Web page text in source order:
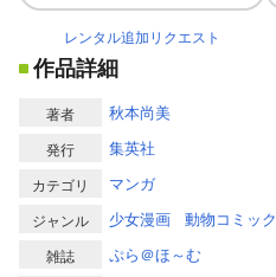
レンタル追加リクエスト
作品詳細
著者 秋本尚美
発行 集英社
カテゴリ マンガ
ジャンル 少女漫画 動物コミック
雑誌 ぷら＠ほ～む